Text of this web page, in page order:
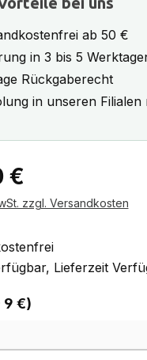
ab 50 €
in 3 bis 5
Rückgaberecht
in unseren Filialen
€
zzgl. Versandkosten
Lieferzeit
9 €)auswählen